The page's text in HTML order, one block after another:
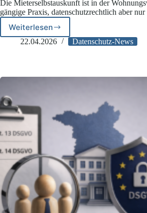
Die Mieterselbstauskunft ist in der
gängige Praxis, datenschutzrechtlich aber
WeiterlesenMieterselbstauskunft:
Diese
DSGVO
22.04.2026 Datenschutz-News